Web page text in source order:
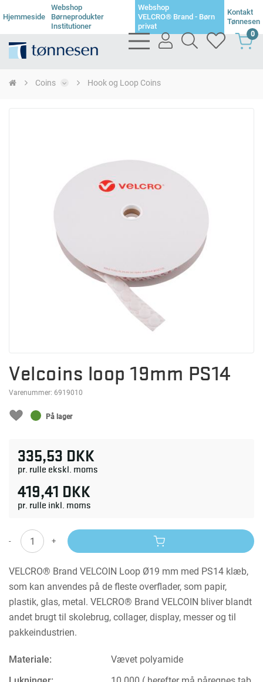
Hjemmeside
Webshop
Børneprodukter
Institutioner
Webshop
VELCRO® Brand - Børn
privat
Kontakt
Tønnesen
bars
light
user
searchheart 0
Coins Hook og Loop Coins
Velcoins loop 19mm PS14
Varenummer: 6919010
På lager
335,53 DKK
pr. rulle ekskl. moms
419,41 DKK
pr. rulle inkl. moms
- +
VELCRO® Brand VELCOIN Loop Ø19 mm med PS14 klæb,
som kan anvendes på de fleste overflader, som papir,
plastik, glas, metal. VELCRO® Brand VELCOIN bliver blandt
andet brugt til skolebrug, collager, display, messer og til
pakkeindustrien.
Materiale:
Vævet polyamide